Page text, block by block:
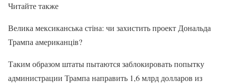
Читайте также
Велика мексиканська стіна: чи захистить проект Дональда
Трампа американців?
Таким образом штаты пытаются заблокировать попытку
администрации Трампа направить 1,6 млрд долларов из